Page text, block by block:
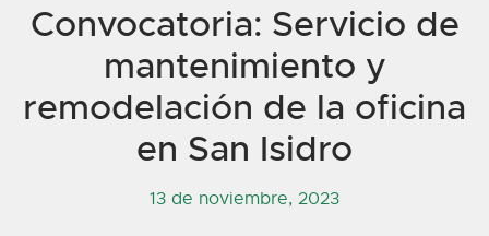
Convocatoria: Servicio de
mantenimiento y
remodelación de la oficina
en San Isidro
13 de noviembre, 2023